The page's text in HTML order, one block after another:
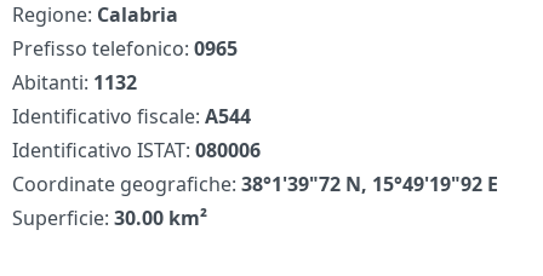
Regione: Calabria
Prefisso telefonico:0965
Abitanti: 1132
Identificativo fiscale:A544
Identificativo ISTAT:080006
Coordinate geografiche:38°1'39"72 N, 15°49'19"92 E
Superficie:30.00 km²